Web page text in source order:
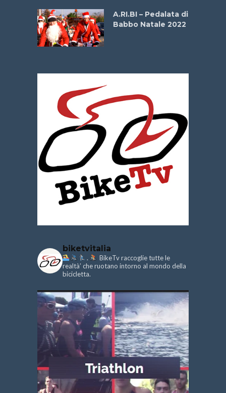
A.RI.BI – Pedalata di
Babbo Natale 2022
biketvitalia
.
BikeTv raccoglie tutte le
realtà’ che ruotano intorno al mondo della
bicicletta.